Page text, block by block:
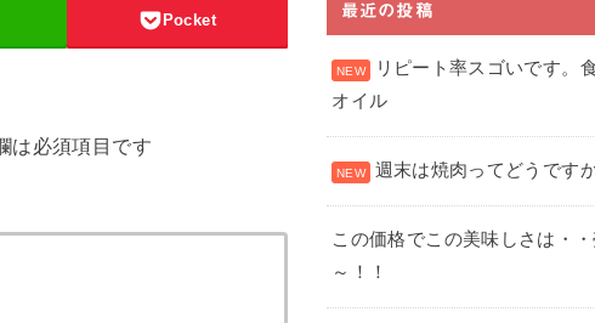
Pocket
は必須項目です
最近の投稿
リピート率スゴいです。
オイル
週末は焼肉ってどうです
この価格でこの美味しさは・
～！！